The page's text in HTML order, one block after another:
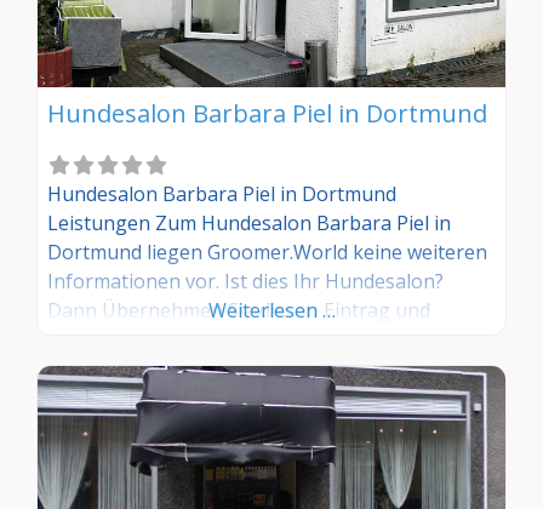
Hundesalon Barbara Piel in Dortmund
Hundesalon Barbara Piel in Dortmund
Leistungen Zum Hundesalon Barbara Piel in
Dortmund liegen Groomer.World keine weiteren
Informationen vor. Ist dies Ihr Hundesalon?
Dann Übernehmen Sie diesen Eintrag und
ein. Sind Sie Kunde in diesem Hundesalon, dann
teilen Sie uns Ihre Erfahrungen über die
Kommentarfunktion gerne mit.
Weiterlesen …